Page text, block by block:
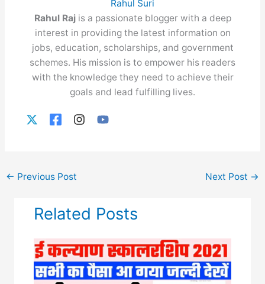
Rahul Suri
Rahul Raj is a passionate blogger with a deep
interest in providing the latest information on
jobs, education, scholarships, and government
schemes. His mission is to empower his readers
with the knowledge they need to achieve their
goals and lead fulfilling lives.
← Previous Post Next Post →
Related Posts